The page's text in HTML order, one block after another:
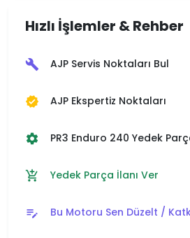
Hızlı İşlemler & Rehber
build AJP Servis Noktaları Bul
verified AJP Ekspertiz Noktaları
settings PR3 Enduro 240 Yedek
add_shopping_cart Yedek Parça İlanı Ver
edit_note Bu Motoru Sen Düzelt /